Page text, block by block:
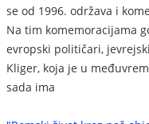
se od 1996. održava i
Na tim komemoracijama
evropski političari,
Kliger, koja je u
sada ima